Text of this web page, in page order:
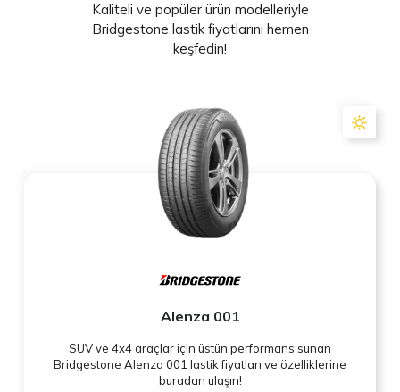
Kaliteli ve popüler ürün modelleriyle
Bridgestone lastik fiyatlarını hemen
keşfedin!
Alenza 001
SUV ve 4x4 araçlar için üstün performans sunan
Bridgestone Alenza 001 lastik fiyatları ve özelliklerine
buradan ulaşın!